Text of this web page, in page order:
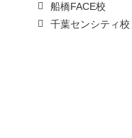
船橋FACE校
千葉センシティ校